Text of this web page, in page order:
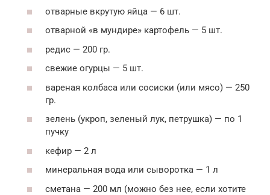
отварные вкрутую яйца — 6 шт.
отварной «в мундире» картофель — 5 шт.
редис — 200 гр.
свежие огурцы — 5 шт.
вареная колбаса или сосиски (или мясо) — 250
гр.
зелень (укроп, зеленый лук, петрушка) — по 1
пучку
кефир — 2 л
минеральная вода или сыворотка — 1 л
сметана — 200 мл (можно без нее, если хотите